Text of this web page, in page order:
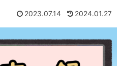
2023.07.14 2024.01.27